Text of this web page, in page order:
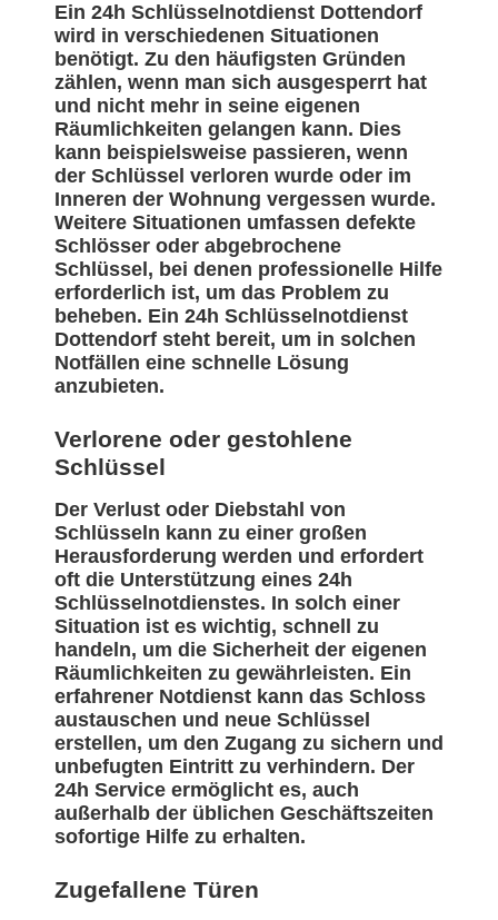
Ein 24h Schlüsselnotdienst Dottendorf
wird in verschiedenen Situationen
benötigt. Zu den häufigsten Gründen
zählen, wenn man sich ausgesperrt hat
und nicht mehr in seine eigenen
Räumlichkeiten gelangen kann. Dies
kann beispielsweise passieren, wenn
der Schlüssel verloren wurde oder im
Inneren der Wohnung vergessen wurde.
Weitere Situationen umfassen defekte
Schlösser oder abgebrochene
Schlüssel, bei denen professionelle Hilfe
erforderlich ist, um das Problem zu
beheben. Ein 24h Schlüsselnotdienst
Dottendorf steht bereit, um in solchen
Notfällen eine schnelle Lösung
anzubieten.
Verlorene oder gestohlene
Schlüssel
Der Verlust oder Diebstahl von
Schlüsseln kann zu einer großen
Herausforderung werden und erfordert
oft die Unterstützung eines 24h
Schlüsselnotdienstes. In solch einer
Situation ist es wichtig, schnell zu
handeln, um die Sicherheit der eigenen
Räumlichkeiten zu gewährleisten. Ein
erfahrener Notdienst kann das Schloss
austauschen und neue Schlüssel
erstellen, um den Zugang zu sichern und
unbefugten Eintritt zu verhindern. Der
24h Service ermöglicht es, auch
außerhalb der üblichen Geschäftszeiten
sofortige Hilfe zu erhalten.
Zugefallene Türen